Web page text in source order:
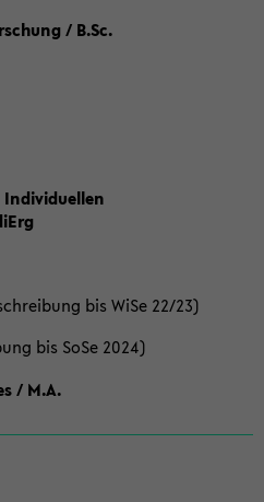
/ B.Sc.
bis WiSe 22/23)
bis SoSe 2024)
/ M.A.